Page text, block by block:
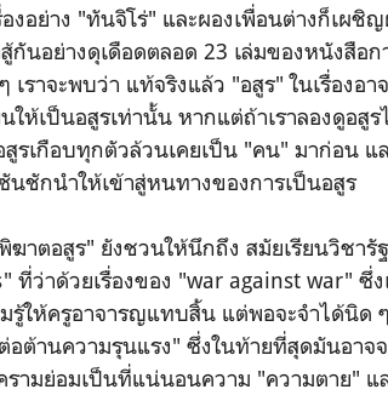
องอย่าง "ทันจิโร่" และผองเพื่อนต่างก็เผชิ
กันอย่างดุเดือดตลอด 23 เล่มของหนังสือ
เราจะพบว่า แท้จริงแล้ว "อสูร" ในเรื่องอา
ให้เป็นอสูรเท่านั้น หากแต่ถ้าเราลองดูอสู
สูรเกือบทุกตัวล้วนเคยเป็น "คน" มาก่อน
นชักนำให้เข้าสู่หนทางของการเป็นอสูร
าตอสูร" ยังชวนให้นึกถึง สมัยเรียนวิชารั
ที่ว่าด้วยเรื่องของ "war against war" ซึ่ง
รู้ให้ครูอาจารญแทบสิ้น แต่พอจะจำได้นิด
อต้านความรุนแรง" ซึ่งในท้ายที่สุดมันอา
รามย่อมเป็นที่แน่นอนความ "ความตาย" แ